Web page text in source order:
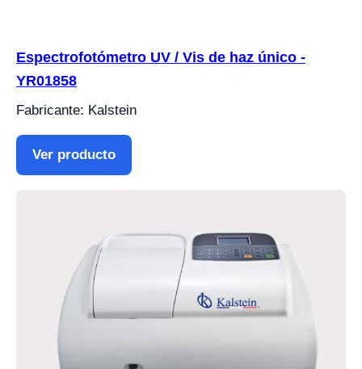
Espectrofotómetro UV / Vis de haz único -
YR01858
Fabricante: Kalstein
Ver producto